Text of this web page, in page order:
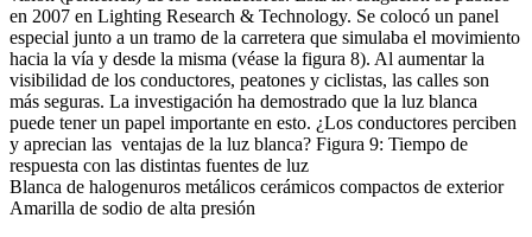
en 2007 en Lighting Research & Technology. Se colocó un panel
especial junto a un tramo de la carretera que simulaba el movimiento
hacia la vía y desde la misma (véase la figura 8). Al aumentar la
visibilidad de los conductores, peatones y ciclistas, las calles son
más seguras. La investigación ha demostrado que la luz blanca
puede tener un papel importante en esto. ¿Los conductores perciben
y aprecian las ventajas de la luz blanca? Figura 9: Tiempo de
respuesta con las distintas fuentes de luz
Blanca de halogenuros metálicos cerámicos compactos de exterior
Amarilla de sodio de alta presión